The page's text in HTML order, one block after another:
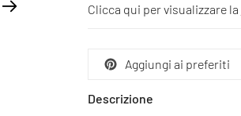
Clicca qui per visualizzare la
Aggiungi ai preferiti
Descrizione